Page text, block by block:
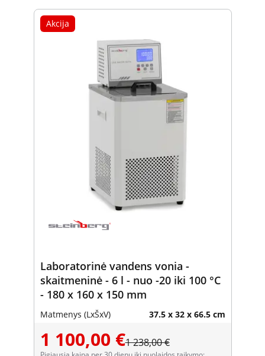
Akcija
Laboratorinė vandens vonia -
skaitmeninė - 6 l - nuo -20 iki 100 °C
- 180 x 160 x 150 mm
Matmenys (LxŠxV) 37.5 x 32 x 66.5 cm
1 100,00 €1 238,00 €